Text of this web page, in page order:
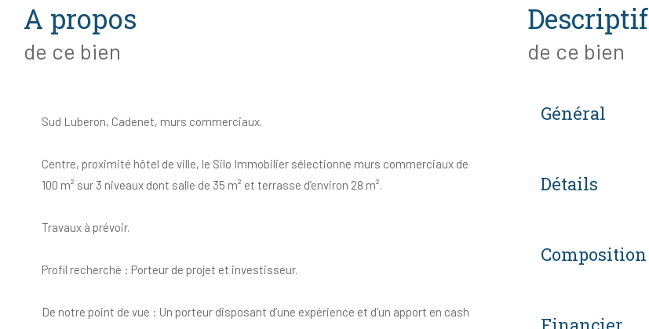
a propos
de ce bien
Sud Luberon, Cadenet, murs commerciaux.
Centre, proximité hôtel de ville, le Silo Immobilier sélectionne murs commerciaux de
100 m² sur 3 niveaux dont salle de 35 m² et terrasse d’environ 28 m².
Travaux à prévoir.
Profil recherché : Porteur de projet et investisseur.
De notre point de vue : Un porteur disposant d’une expérience et d’un apport en cash
descriptif
de ce bien
Général
Détails
Composition